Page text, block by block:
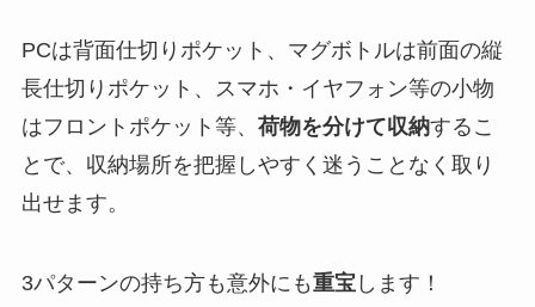
PCは背面仕切りポケット、マグボトルは前面の縦
長仕切りポケット、スマホ・イヤフォン等の小物
はフロントポケット等、 荷物を分けて収納するこ
とで、収納場所を把握しやすく迷うことなく取り
出せます。
3パターンの持ち方も意外にも重宝します！